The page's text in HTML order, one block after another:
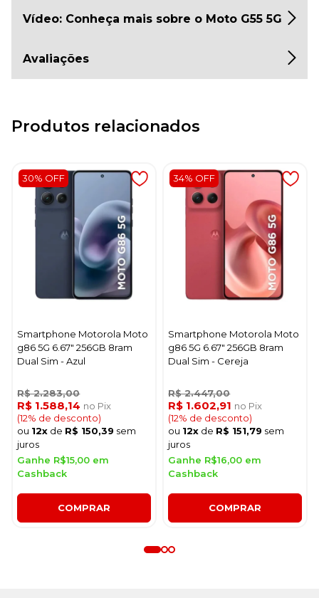
Vídeo: Conheça mais sobre o Moto G55 5G
Avaliações
Produtos relacionados
30% OFF
Smartphone Motorola Moto
g86 5G 6.67" 256GB 8ram
Dual Sim - Azul
R$ 2.283,00
R$ 1.588,14 no Pix
(12% de desconto)
ou 12x de R$ 150,39 sem
juros
Ganhe R$15,00 em
Cashback
COMPRAR
34% OFF
Smartphone Motorola Moto
g86 5G 6.67" 256GB 8ram
Dual Sim - Cereja
R$ 2.447,00
R$ 1.602,91 no Pix
(12% de desconto)
ou 12x de R$ 151,79 sem
juros
Ganhe R$16,00 em
Cashback
COMPRAR